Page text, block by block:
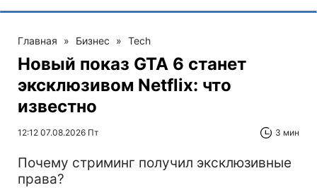
Главная » Бизнес » Tech
Новый показ GTA 6 станет
эксклюзивом Netflix: что
известно
12:12 07.08.2026 Пт 3 мин
Почему стриминг получил эксклюзивные
права?